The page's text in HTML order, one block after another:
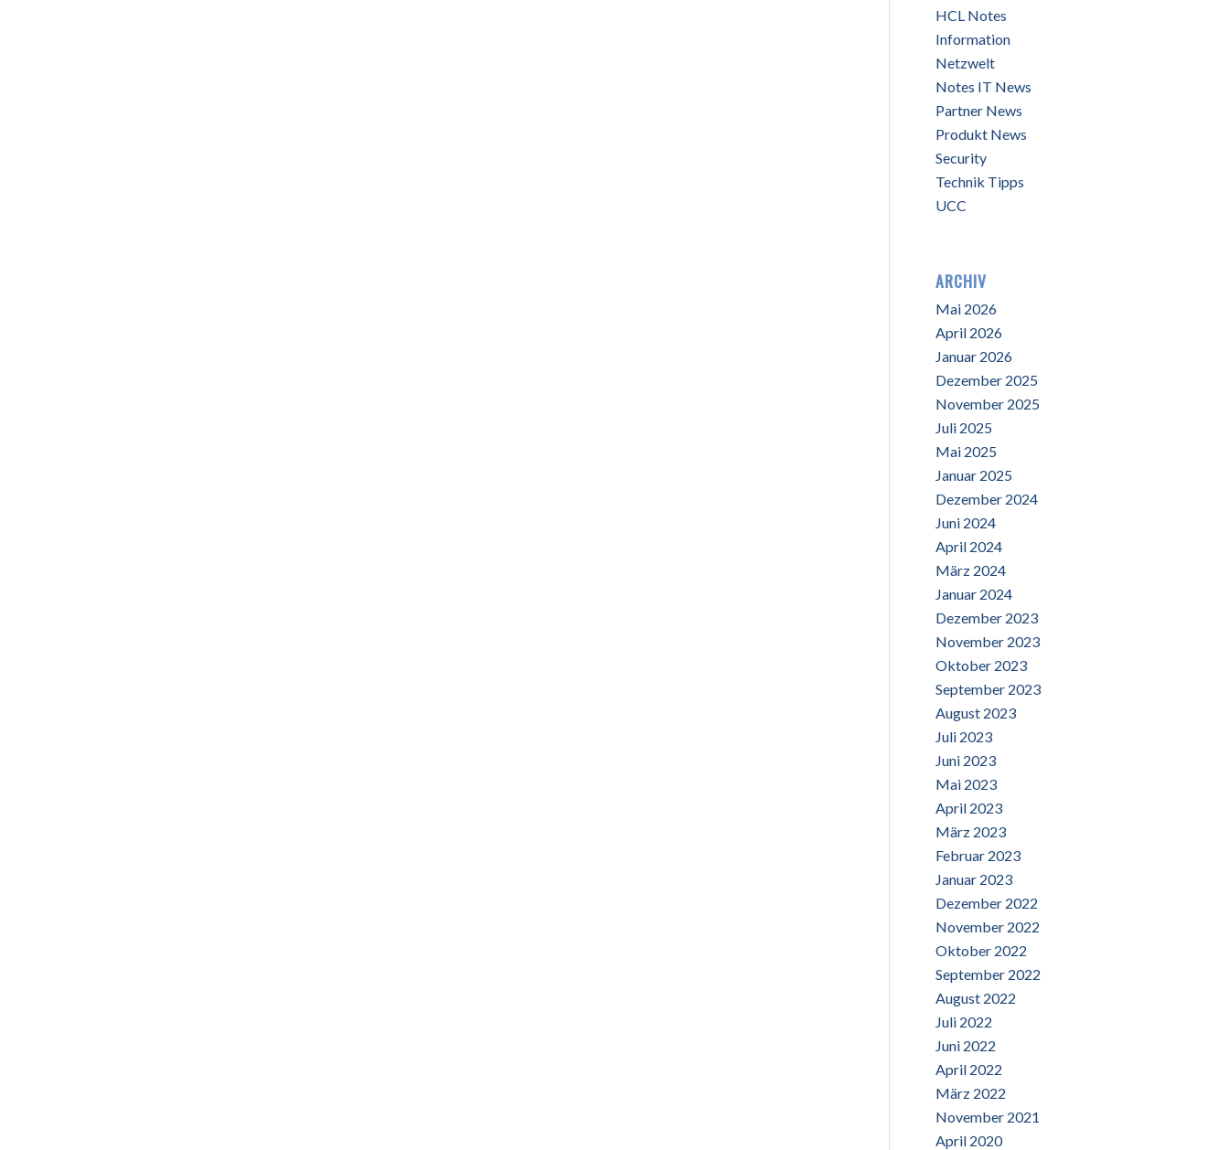
HCL Notes
Information
Netzwelt
Notes IT News
Partner News
Produkt News
Security
Technik Tipps
UCC
ARCHIV
Mai 2026
April 2026
Januar 2026
Dezember 2025
November 2025
Juli 2025
Mai 2025
Januar 2025
Dezember 2024
Juni 2024
April 2024
März 2024
Januar 2024
Dezember 2023
November 2023
Oktober 2023
September 2023
August 2023
Juli 2023
Juni 2023
Mai 2023
April 2023
März 2023
Februar 2023
Januar 2023
Dezember 2022
November 2022
Oktober 2022
September 2022
August 2022
Juli 2022
Juni 2022
April 2022
März 2022
November 2021
April 2020